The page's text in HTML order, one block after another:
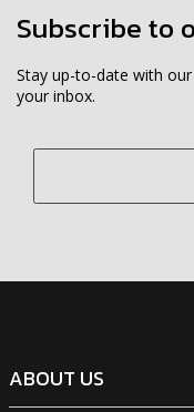
Subscribe to
Stay up-to-date with
your inbox.
ABOUT US